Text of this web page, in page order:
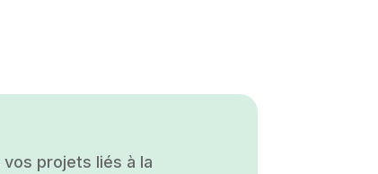
projets liés à la